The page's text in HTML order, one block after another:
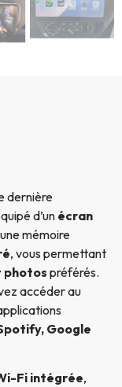
dernière
d’un écran
mémoire
, vous permettant
photospréférés.
accéder au
Google
Fi intégrée,